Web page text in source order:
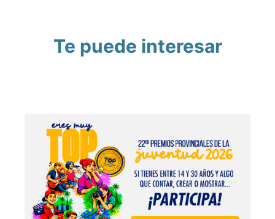
Te puede interesar